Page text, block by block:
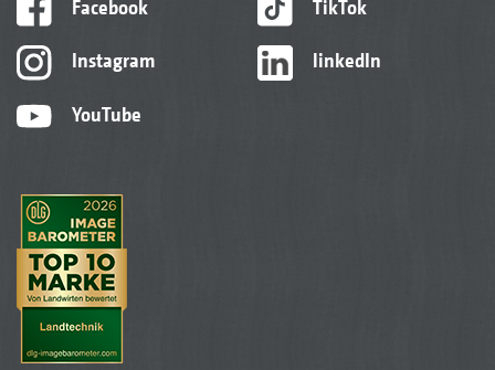
Facebook
Instagram
YouTube
TikTok
linkedIn